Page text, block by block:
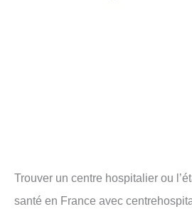
Trouver un centre hospitalier ou
santé en France avec